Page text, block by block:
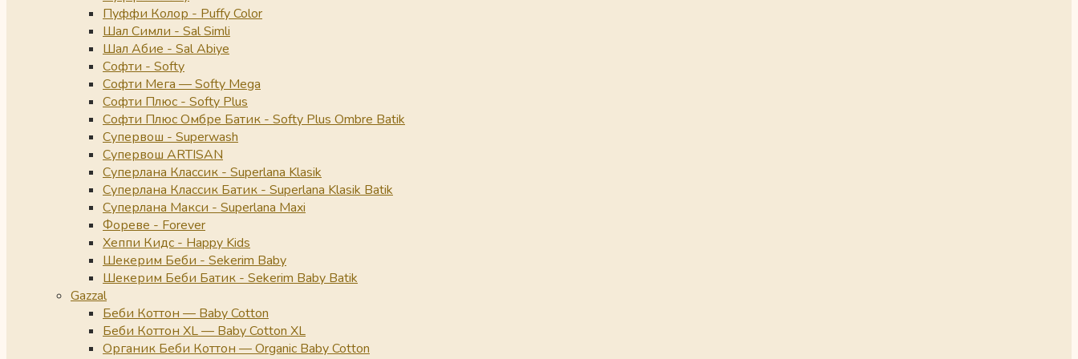
Пуффи Колор - Puffy Color
Шал Симли - Sal Simli
Шал Абие - Sal Abiye
Софти - Softy
Софти Мега — Softy Mega
Софти Плюс - Softy Plus
Софти Плюс Омбре Батик - Softy Plus Ombre Batik
Супервош - Superwash
Супервош ARTISAN
Суперлана Классик - Superlana Klasik
Суперлана Классик Батик - Superlana Klasik Batik
Суперлана Макси - Superlana Maxi
Фореве - Forever
Хеппи Кидс - Happy Kids
Шекерим Беби - Sekerim Baby
Шекерим Беби Батик - Sekerim Baby Batik
Gazzal
Беби Коттон — Baby Cotton
Беби Коттон XL — Baby Cotton XL
Органик Беби Коттон — Organic Baby Cotton